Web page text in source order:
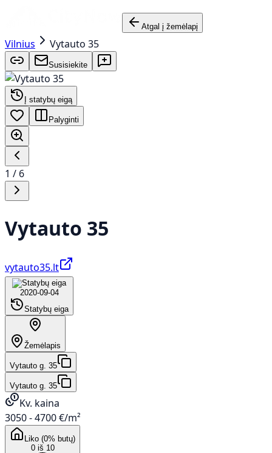
Atgal į žemėlapį
Vilnius Vytauto 35
Susisiekite
Į statybų eigą
Palyginti
1 / 6
Vytauto 35
vytauto35.lt
2020-09-04
Statybų eiga
Žemėlapis
Vytauto g. 35
Vytauto g. 35
Kv. kaina
3050 - 4700 €/m²
Liko (0% butų)
0 iš 10